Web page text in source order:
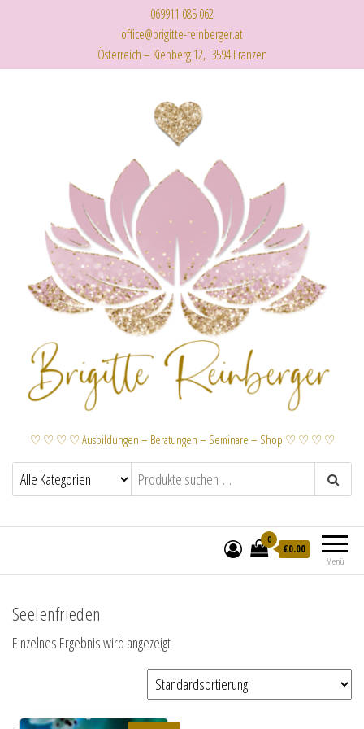
069911 085 062
office@brigitte-reinberger.at
Österreich – Kienberg 12, 3594 Franzen
♡ ♡ ♡ ♡ Ausbildungen – Beratungen – Seminare – Shop ♡ ♡ ♡ ♡
Menü
0
€0.00
Seelenfrieden
Einzelnes Ergebnis wird angezeigt